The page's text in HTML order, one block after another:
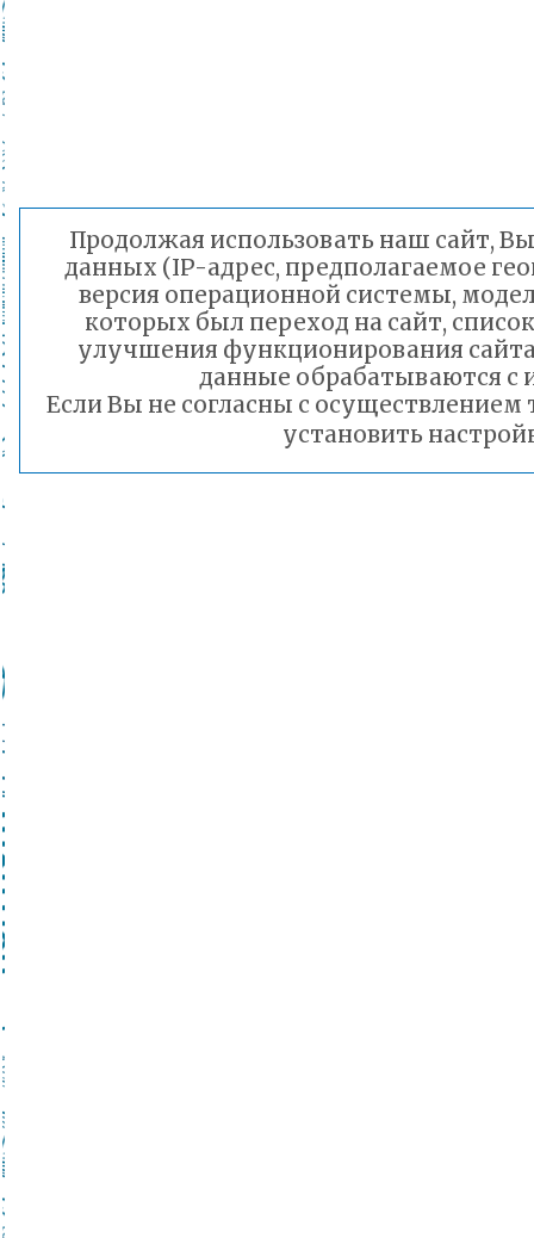
Продолжая использовать наш сайт,
данных (IP-адрес, предполагаемое
версия операционной системы,
которых был переход на сайт,
улучшения функционирования
данные обрабатываются с
Если Вы не согласны с
установить